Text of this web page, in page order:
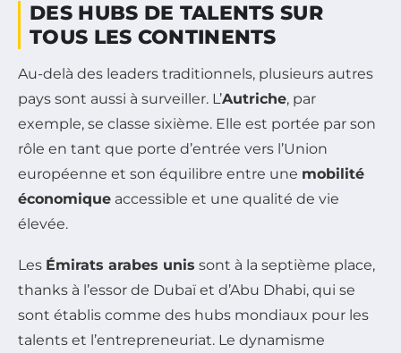
DES HUBS DE TALENTS SUR
TOUS LES CONTINENTS
Au-delà des leaders traditionnels, plusieurs autres
pays sont aussi à surveiller. L’Autriche, par
exemple, se classe sixième. Elle est portée par son
rôle en tant que porte d’entrée vers l’Union
européenne et son équilibre entre une mobilité
économique accessible et une qualité de vie
élevée.
Les Émirats arabes unis sont à la septième place,
thanks à l’essor de Dubaï et d’Abu Dhabi, qui se
sont établis comme des hubs mondiaux pour les
talents et l’entrepreneuriat. Le dynamisme